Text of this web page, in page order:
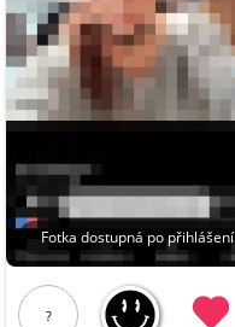
Fotka dostupná po přihlášení
?